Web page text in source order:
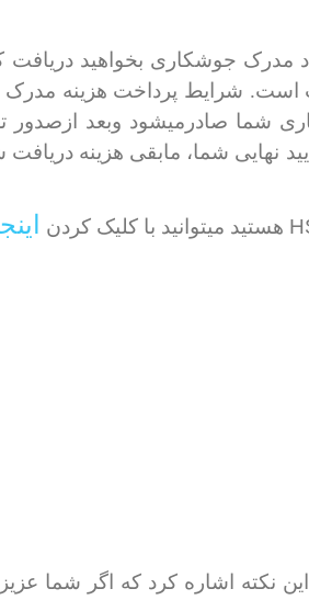
جوشکاری بخواهید دریافت
است. شرایط پرداخت هزینه
شما صادرمیشود وبعد ازصدور
نهایی شما، مابقی هزینه
هستید میتوانید با کلیک کردن
این نکته اشاره کرد که اگر شما